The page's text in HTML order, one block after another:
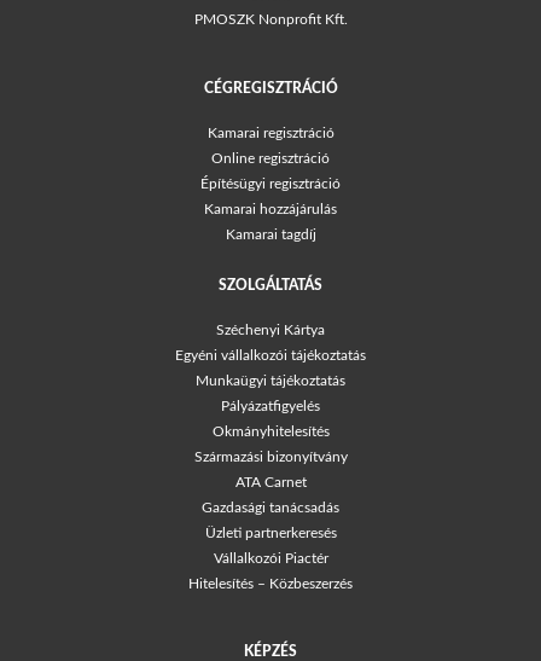
PMOSZK Nonprofit Kft.
CÉGREGISZTRÁCIÓ
Kamarai regisztráció
Online regisztráció
Építésügyi regisztráció
Kamarai hozzájárulás
Kamarai tagdíj
SZOLGÁLTATÁS
Széchenyi Kártya
Egyéni vállalkozói tájékoztatás
Munkaügyi tájékoztatás
Pályázatfigyelés
Okmányhitelesítés
Származási bizonyítvány
ATA Carnet
Gazdasági tanácsadás
Üzleti partnerkeresés
Vállalkozói Piactér
Hitelesítés – Közbeszerzés
KÉPZÉS